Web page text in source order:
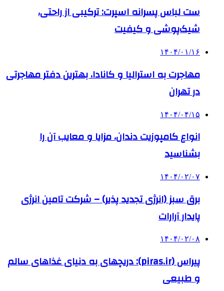
ست لباس پسرانه اسپرت: ترکیبی از راحتی،
شیک‌پوشی و کیفیت
۱۴۰۴/۰۱/۱۶
مهاجرت به استرالیا و کانادا، بهترین دفتر مهاجرتی
در تهران
۱۴۰۴/۰۴/۱۵
انواع کامپوزیت دندان، مزایا و معایب آن را
بشناسید
۱۴۰۴/۰۲/۰۷
برق سبز (انرژی تجدید پذیر) – شرکت تامین انرژی
پایدار آرارات
۱۴۰۴/۰۲/۰۸
پیراس (piras.ir): دریچهای به دنیای غذاهای سالم
و طبیعی